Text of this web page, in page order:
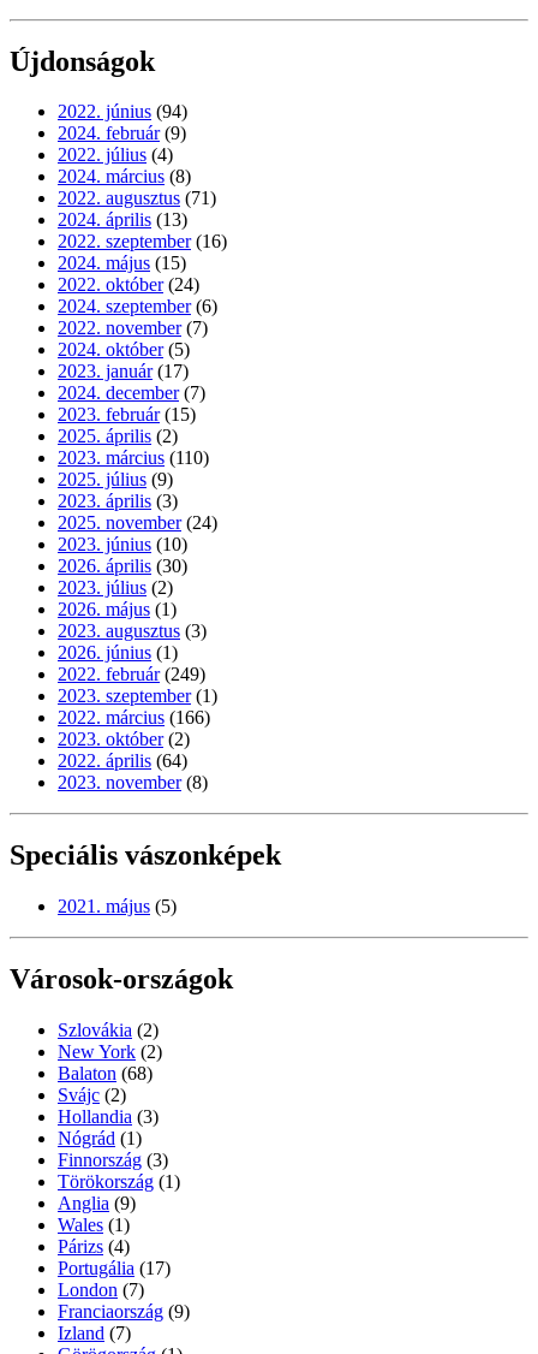
Újdonságok
2022. június (94)
2024. február (9)
2022. július (4)
2024. március (8)
2022. augusztus (71)
2024. április (13)
2022. szeptember (16)
2024. május (15)
2022. október (24)
2024. szeptember (6)
2022. november (7)
2024. október (5)
2023. január (17)
2024. december (7)
2023. február (15)
2025. április (2)
2023. március (110)
2025. július (9)
2023. április (3)
2025. november (24)
2023. június (10)
2026. április (30)
2023. július (2)
2026. május (1)
2023. augusztus (3)
2026. június (1)
2022. február (249)
2023. szeptember (1)
2022. március (166)
2023. október (2)
2022. április (64)
2023. november (8)
Speciális vászonképek
2021. május (5)
Városok-országok
Szlovákia (2)
New York (2)
Balaton (68)
Svájc (2)
Hollandia (3)
Nógrád (1)
Finnország (3)
Törökország (1)
Anglia (9)
Wales (1)
Párizs (4)
Portugália (17)
London (7)
Franciaország (9)
Izland (7)